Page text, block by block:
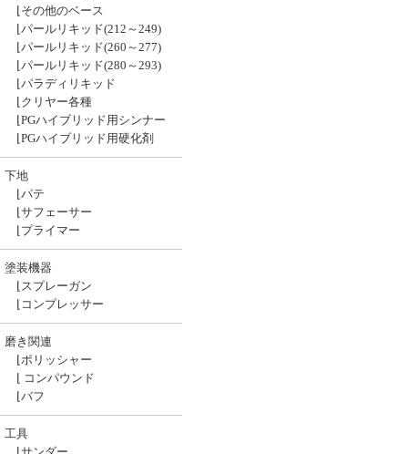
その他のベース
パールリキッド(212～249)
パールリキッド(260～277)
パールリキッド(280～293)
パラディリキッド
クリヤー各種
PGハイブリッド用シンナー
PGハイブリッド用硬化剤
下地
パテ
サフェーサー
プライマー
塗装機器
スプレーガン
コンプレッサー
磨き関連
ポリッシャー
コンパウンド
バフ
工具